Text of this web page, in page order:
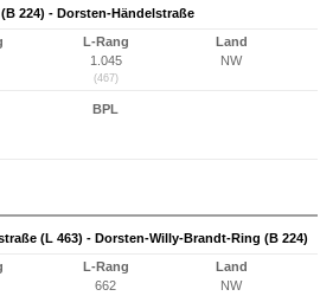
224) - Dorsten-Händelstraße
L-Rang
1.045
(467)
Land
NW
BPL
(L 463) - Dorsten-Willy-Brandt-Ring (B 224)
L-Rang
662
Land
NW